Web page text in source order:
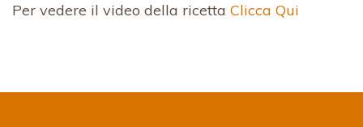
Per vedere il video della ricetta Clicca Qui